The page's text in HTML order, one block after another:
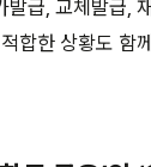
급, 교체발급,
합한 상황도 함